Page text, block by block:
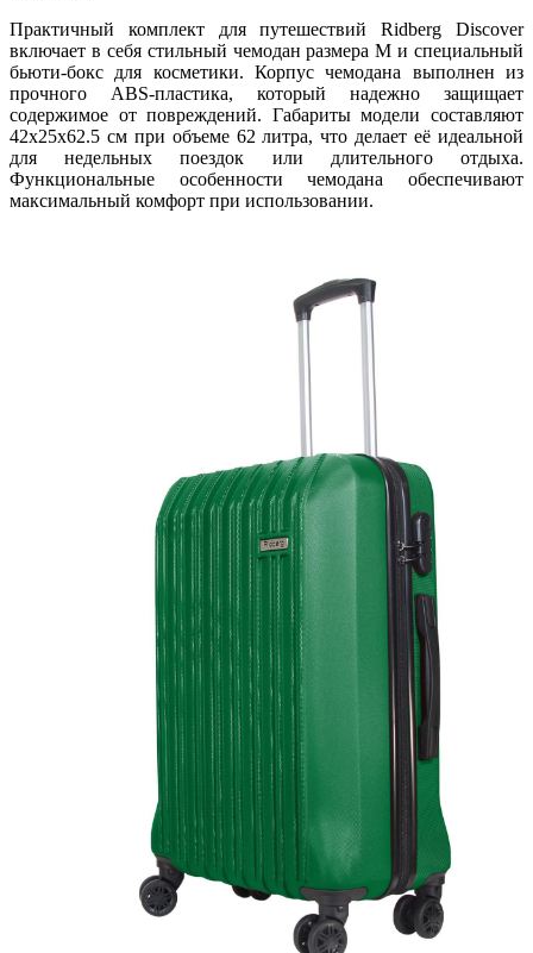
Практичный комплект для путешествий Ridberg Discover
включает в себя стильный чемодан размера M и специальный
бьюти-бокс для косметики. Корпус чемодана выполнен из
прочного ABS-пластика, который надежно защищает
содержимое от повреждений. Габариты модели составляют
42х25х62.5 см при объеме 62 литра, что делает её идеальной
для недельных поездок или длительного отдыха.
Функциональные особенности чемодана обеспечивают
максимальный комфорт при использовании.